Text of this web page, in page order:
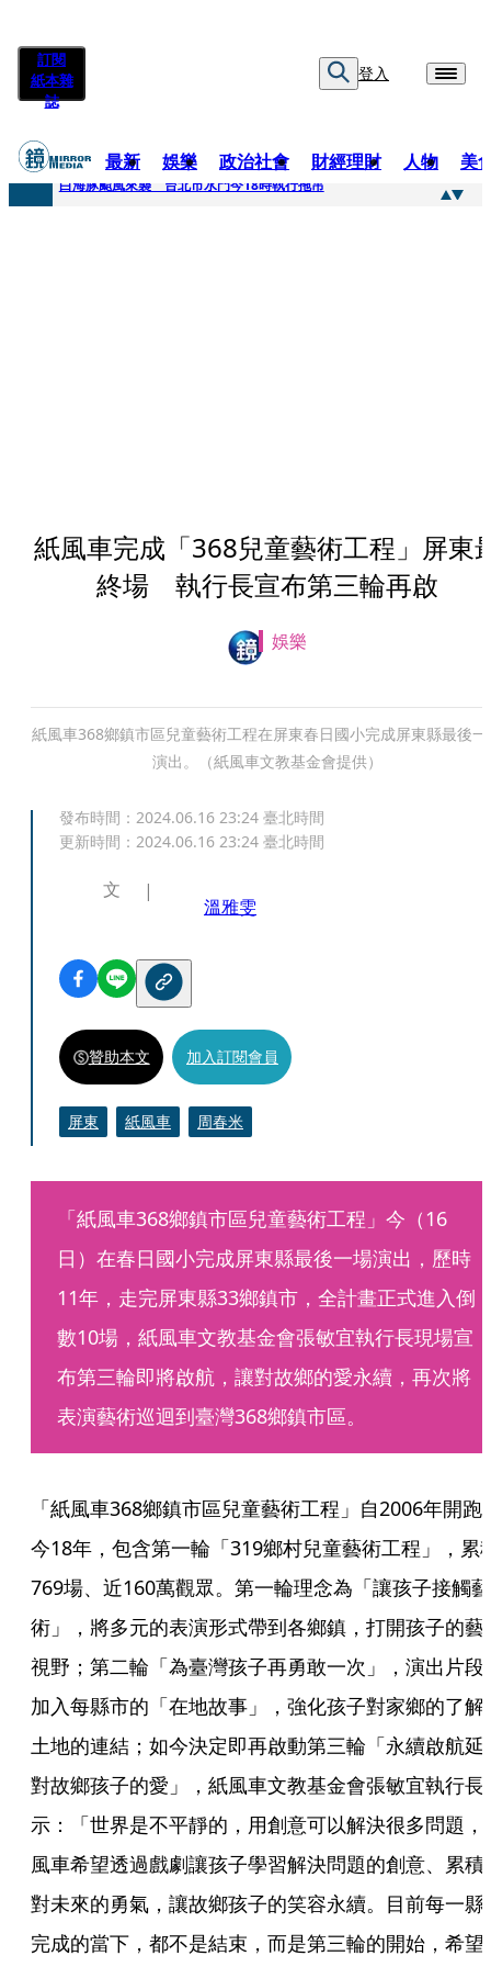
訂閱
紙本雜
誌
登入
最新 娛樂 政治社會 財經理財 人物 美
快訊
白海豚颱風來襲 台北市水門今18時執行拖吊
紙風車完成「368兒童藝術工程」屏東
終場 執行長宣布第三輪再啟
娛樂
紙風車368鄉鎮市區兒童藝術工程在屏東春日國小完成屏東縣最後
演出。（紙風車文教基金會提供）
發布時間： 2024.06.16 23:24 臺北時間
更新時間： 2024.06.16 23:24 臺北時間
文
溫雅雯
贊助本文 加入訂閱會員
屏東 紙風車 周春米
「紙風車368鄉鎮市區兒童藝術工程」今（16
日）在春日國小完成屏東縣最後一場演出，歷時
11年，走完屏東縣33鄉鎮市，全計畫正式進入倒
數10場，紙風車文教基金會張敏宜執行長現場宣
布第三輪即將啟航，讓對故鄉的愛永續，再次將
表演藝術巡迴到臺灣368鄉鎮市區。
「紙風車368鄉鎮市區兒童藝術工程」自2006年開跑
今18年，包含第一輪「319鄉村兒童藝術工程」，累
769場、近160萬觀眾。第一輪理念為「讓孩子接觸藝
術」，將多元的表演形式帶到各鄉鎮，打開孩子的藝
視野；第二輪「為臺灣孩子再勇敢一次」，演出片段
加入每縣市的「在地故事」，強化孩子對家鄉的了解
土地的連結；如今決定即再啟動第三輪「永續啟航延
對故鄉孩子的愛」，紙風車文教基金會張敏宜執行長
示：「世界是不平靜的，用創意可以解決很多問題，
風車希望透過戲劇讓孩子學習解決問題的創意、累積
對未來的勇氣，讓故鄉孩子的笑容永續。目前每一縣
完成的當下，都不是結束，而是第三輪的開始，希望